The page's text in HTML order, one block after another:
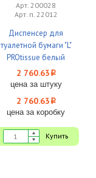
Арт. 200028
Арт. п. 22012
Диспенсер для
туалетной бумаги "L"
PROtissue белый
пластик 1/1
2 760.63 i
цена за штуку
2 760.63 i
цена за коробку
Купить